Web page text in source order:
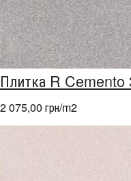
Плитка R
2 075,00 грн/m2